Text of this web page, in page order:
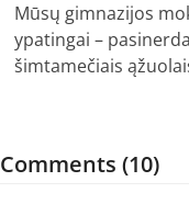
Mūsų gimnazijos
ypatingai –
šimtamečiais
Comments (10)